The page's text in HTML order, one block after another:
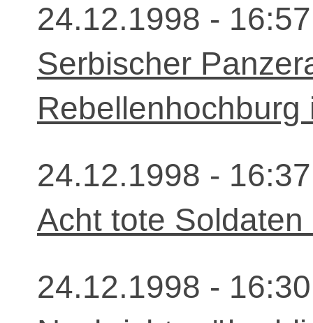
24.12.1998 -
Serbischer
Rebellenhochburg
24.12.1998 -
Acht tote
24.12.1998 -